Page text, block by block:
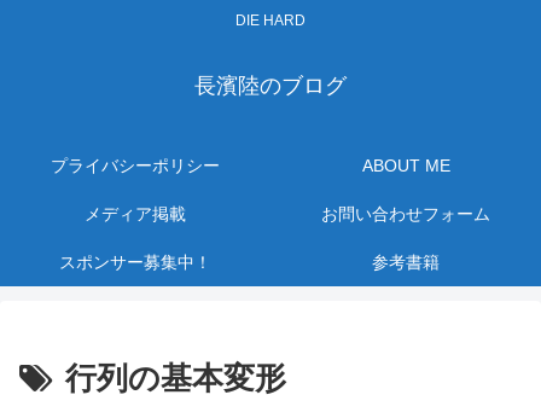
DIE HARD
長濱陸のブログ
プライバシーポリシー ABOUT ME
メディア掲載 お問い合わせフォーム
スポンサー募集中！ 参考書籍
行列の基本変形